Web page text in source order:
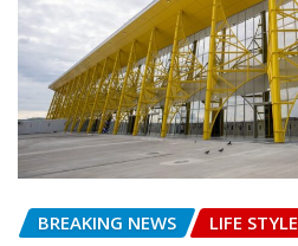
BREAKING NEWS LIFE STYLE